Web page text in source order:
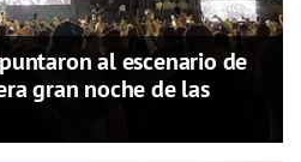
al escenario de
gran noche de las